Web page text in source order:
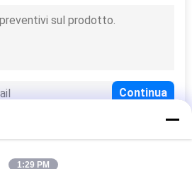
1:29 PM